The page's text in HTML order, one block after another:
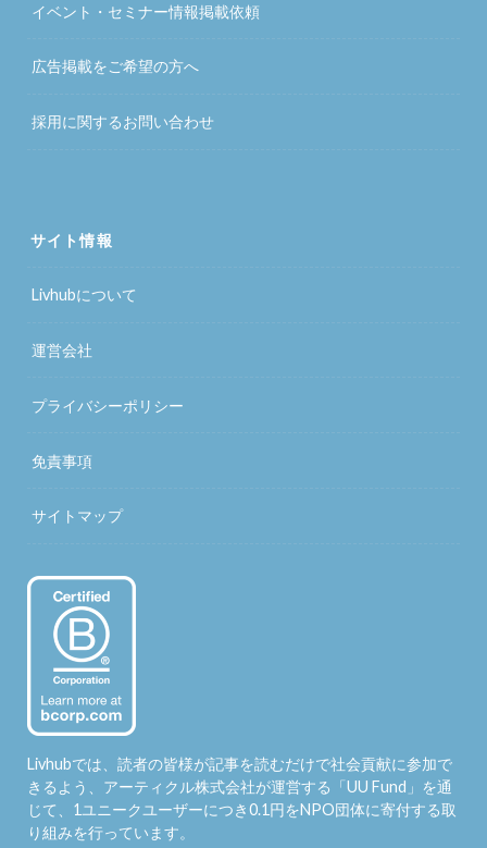
イベント・セミナー情報掲載依頼
広告掲載をご希望の方へ
採用に関するお問い合わせ
サイト情報
Livhubについて
運営会社
プライバシーポリシー
免責事項
サイトマップ
Livhubでは、読者の皆様が記事を読むだけで社会貢献に参加で
きるよう、アーティクル株式会社が運営する「UU Fund 」を通
じて、1ユニークユーザーにつき0.1円をNPO団体に寄付する取
り組みを行っています。